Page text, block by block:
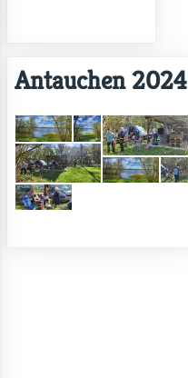
Antauchen 2024